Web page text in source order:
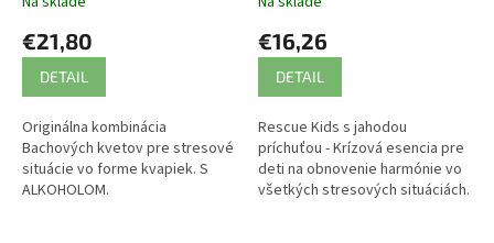
€21,80
DETAIL
Originálna kombinácia
Bachových kvetov pre stresové
situácie vo forme kvapiek. S
ALKOHOLOM.
€16,26
DETAIL
Rescue Kids s jahodou
príchuťou - Krízová esencia pre
deti na obnovenie harmónie vo
všetkých stresových situáciách.